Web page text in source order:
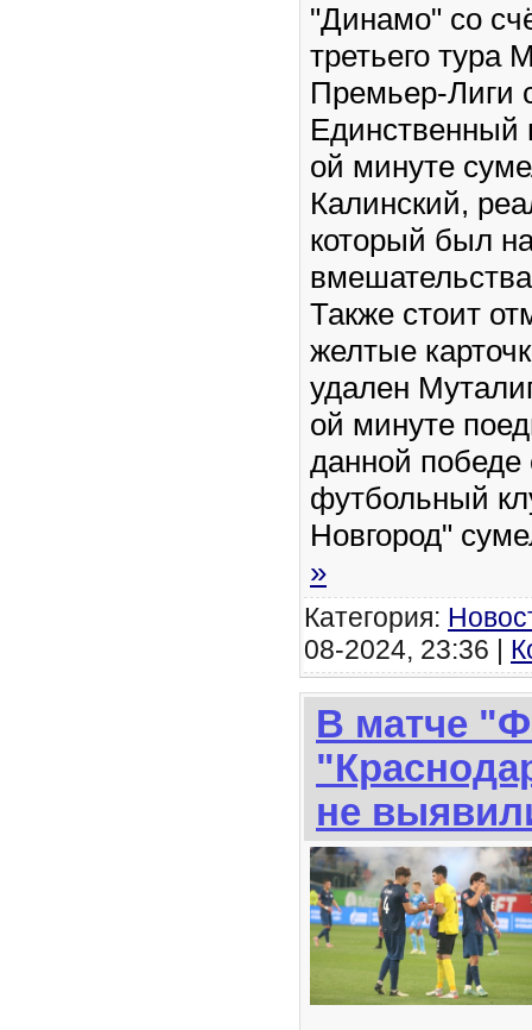
"Динамо" со
третьего тура
Премьер-Лиги
Единственный
ой минуте
Калинский,
который был
Также стоит
желтые
удален
ой минуте
данной победе
футбольный
Новгород"
»
Категория:
08-2024, 23:36 |
В матче
не